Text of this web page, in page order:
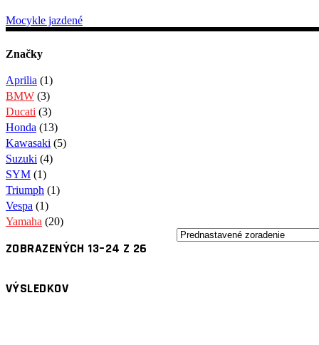
ZOBRAZENÝCH 13–24 Z 26
VÝSLEDKOV
Mocykle jazdené
Značky
Aprilia (1)
BMW (3)
Ducati (3)
Honda (13)
Kawasaki (5)
Suzuki (4)
SYM (1)
Triumph (1)
Vespa (1)
Yamaha (20)